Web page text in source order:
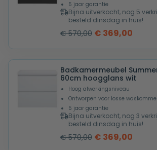
5 jaar garantie
Bijna uitverkocht, nog 5
besteld dinsdag in huis!
€570,00 Oorspronkelijke
was:
€ 570,00.
€ 369,00
is:
€
Badkamermeubel
60cm hoogglans wit
Hoog afwerkingsniveau
Ontworpen voor losse
5 jaar garantie
Bijna uitverkocht, nog 3
besteld dinsdag in huis!
€570,00 Oorspronkelijke
€ 369,00